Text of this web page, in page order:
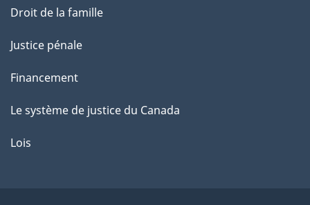
Droit de la famille
Justice pénale
Financement
Le système de justice du Canada
Lois